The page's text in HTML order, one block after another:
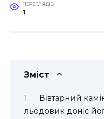
ПЕРЕГЛЯДІВ
1
Зміст
Вівтарний
льодовик доніс